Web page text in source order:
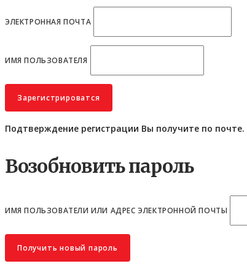
ЭЛЕКТРОННАЯ ПОЧТА
ИМЯ ПОЛЬЗОВАТЕЛЯ
Подтверждение регистрации Вы получите по почте.
Возобновить пароль
ИМЯ ПОЛЬЗОВАТЕЛИ ИЛИ АДРЕС ЭЛЕКТРОННОЙ ПОЧТЫ